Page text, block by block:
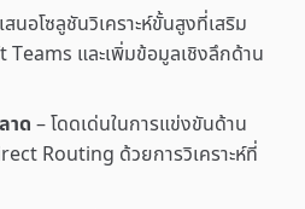
สนอโซลูชันวิเคราะห์ขั้นสูงที่เสริม
และเพิ่มข้อมูลเชิงลึกด้าน
าด – โดดเด่นในการแข่งขันด้าน
Routing ด้วยการวิเคราะห์ที่